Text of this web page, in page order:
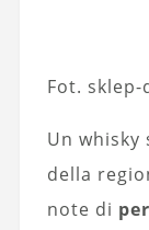
Fot.
Un whisky
della
note di